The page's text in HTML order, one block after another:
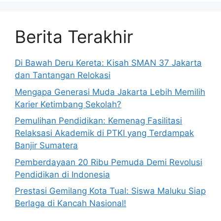
Berita Terakhir
Di Bawah Deru Kereta: Kisah SMAN 37 Jakarta
dan Tantangan Relokasi
Mengapa Generasi Muda Jakarta Lebih Memilih
Karier Ketimbang Sekolah?
Pemulihan Pendidikan: Kemenag Fasilitasi
Relaksasi Akademik di PTKI yang Terdampak
Banjir Sumatera
Pemberdayaan 20 Ribu Pemuda Demi Revolusi
Pendidikan di Indonesia
Prestasi Gemilang Kota Tual: Siswa Maluku Siap
Berlaga di Kancah Nasional!